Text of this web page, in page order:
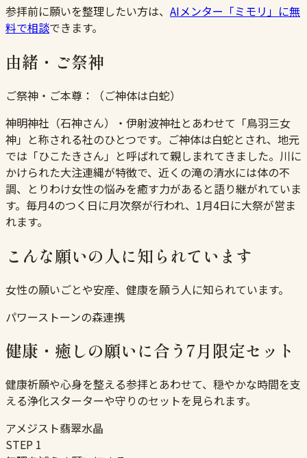
参拝前に願いを整理したい方は、 AIメンター「ミモリ」に無
料で相談できます。
由緒・ご祭神
ご祭神・ご本尊：
（ご神体は白蛇）
神明神社（石神さん）・伊射波神社とあわせて「鳥羽三女
神」と称される社のひとつです。ご神体は白蛇とされ、地元
では「ひこたきさん」と呼ばれて親しまれてきました。川に
かけられた大注連縄が特徴で、近くの滝の清水には体の不
調、とりわけ女性の悩みを癒す力があると語り継がれていま
す。毎月4のつく日に月次祭が行われ、1月4日に大祭が営ま
れます。
こんな願いの人に知られています
女性の願いごとや安産、健康を願う人に知られています。
パワーストーンの森連携
健康・癒しの願いに合う7月限定セット
健康祈願や心身を整える参拝とあわせて、穏やかな時間を支
える浄化スターターや守りのセットを見られます。
アメジスト翡翠水晶
STEP 1